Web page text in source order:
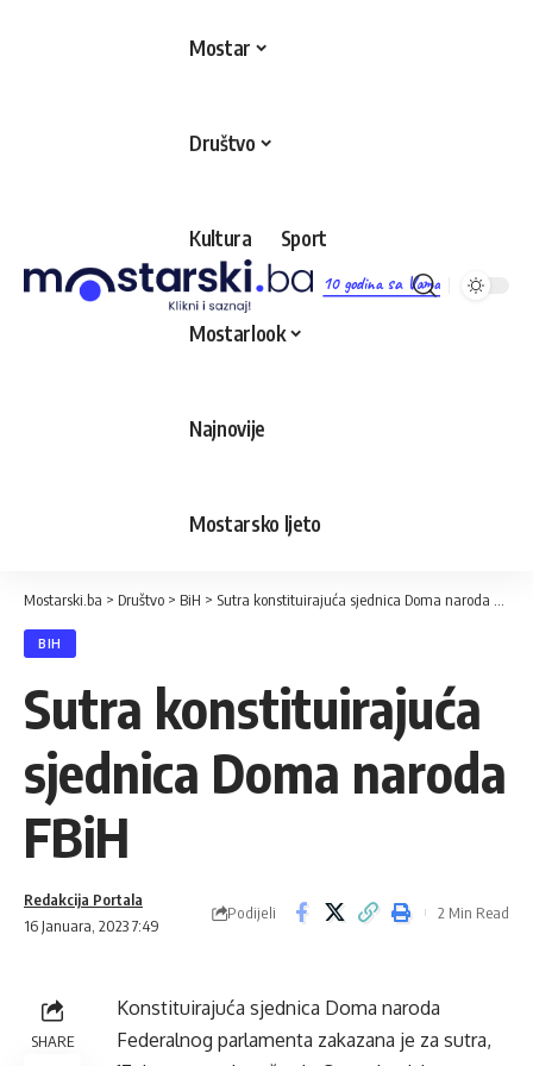
10 godina sa Vama
Mostar
Društvo
Kultura Sport
Mostarlook
Najnovije
Mostarsko ljeto
Mostarski.ba > Društvo > BiH > Sutra konstituirajuća sjednica Doma naroda FBiH
BIH
Sutra konstituirajuća
sjednica Doma naroda
FBiH
16 Januara, 2023 7:49
Redakcija Portala
Podijeli 2 Min Read
SHARE
Konstituirajuća sjednica Doma naroda
Federalnog parlamenta zakazana je za sutra,